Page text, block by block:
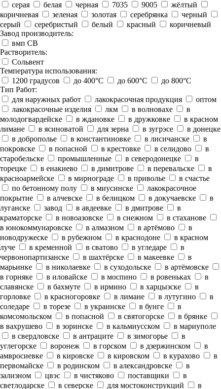
серая
белая черная 7035 9005
жёлтый
коричневая
зеленая золотая серебрянка
черный
серый
серебристый белый красный
коричневый
Завод производитель:
вмп СВ
Растворитель:
Сольвент
Температура использования:
1200 градусов
до 400°C до 600°C
до 800°C
Тип Работ:
для наружных работ
лакокрасочная продукция
оптом
лакокрасочные изделия
лкм в волновахе
в
молодогвардейске
в ждановке в дружковке
в красном
лимане
в ясиноватой для зерна в зугрэсе
в донецке
в доброполье
в константиновке в лисичанске
в
покровске
в попасной в крестовке в селидово
в
старобельске
промышленные в северодонецке
в
торецке
в енакиево в димитрове в перевальске
в
красноармейске
в мирнограде в приволье
в счастье
по бетонному полу
в миусинске
лакокрасочное
покрытие
в алчевске в белицком в докучаевске
в
луганске
завод в авдеевке в дмитрове
в
краматорске
в новоазовске в снежном
в стаханове
в юнокоммунаровске
в алмазном в артёмово
в
новодружеске
в рубежном в краснодоне
в красном
луче
в кременной в сватово в угледаре
в
червонопартизанске
в шахтёрске в макеевке
в
марьинке
в николаевке в суходольске
в артёмовске
в горняке
в иловайске в моспино в ровеньках
в
славянске
в бахмуте в ирмино в харцызске
в
горловке
в красногоровке в лимане в лутугино
в
соледаре
в торезе в украинске в бунге
в
комсомольском
в попасной в святогорске
в брянке
в вахрушево
в зоринске в кальмиусском
в мариуполе
в свердловске
в антраците в зимогорье
в
углегорске
воронеж в горском в дзержинском
в
амвросиевке
в кировске в кировском в курахово
в
первомайске
в родинском в александровске
в
зализном
цвэс в чистяково поставщики
в
светлодарске
в северске для мостоконструкций в